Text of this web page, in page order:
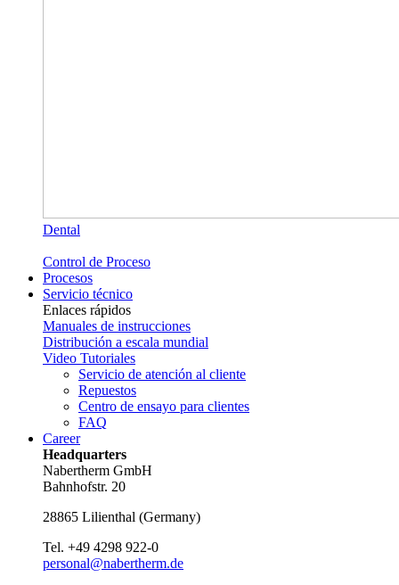
Dental
Control de Proceso
Procesos
Servicio técnico
Enlaces rápidos
Manuales de instrucciones
Distribución a escala mundial
Video Tutoriales
Servicio de atención al cliente
Repuestos
Centro de ensayo para clientes
FAQ
Career
Headquarters
Nabertherm GmbH
Bahnhofstr. 20
28865 Lilienthal (Germany)
Tel. +49 4298 922-0
personal@nabertherm.de